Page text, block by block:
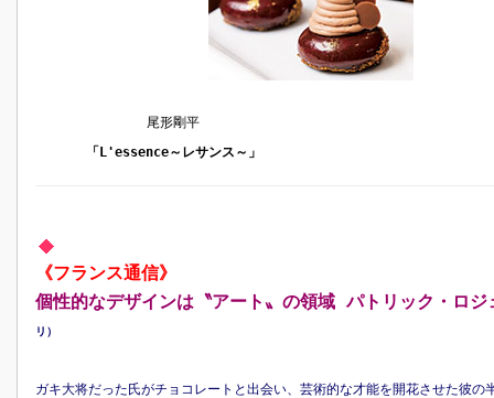
尾形剛平
「L'essence～レサンス～」
《フランス通信》
個性的なデザインは〝アート〟の領域 パトリック・ロジ
リ）
ガキ大将だった氏がチョコレートと出会い、芸術的な才能を開花させた彼の